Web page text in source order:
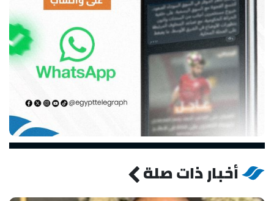
أخبار ذات صلة